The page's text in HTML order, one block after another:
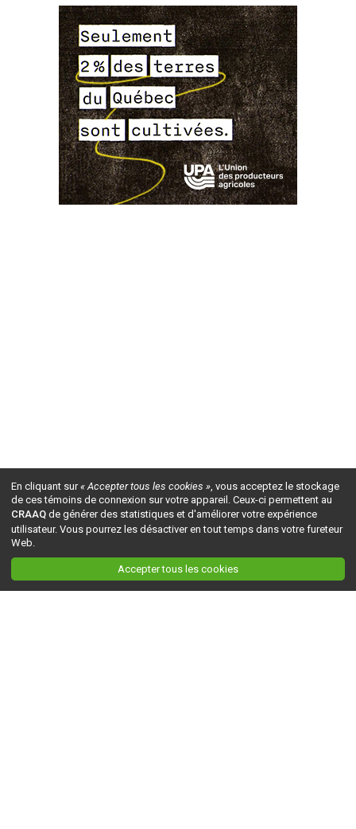
En cliquant sur« Accepter tous les cookies », vous acceptez le stockage
de ces témoins de connexion sur votre appareil. Ceux-ci permettent au
CRAAQ de générer des statistiques et d'améliorer votre expérience
utilisateur. Vous pourrez les désactiver en tout temps dans votre fureteur
Web.
Accepter tous les cookies